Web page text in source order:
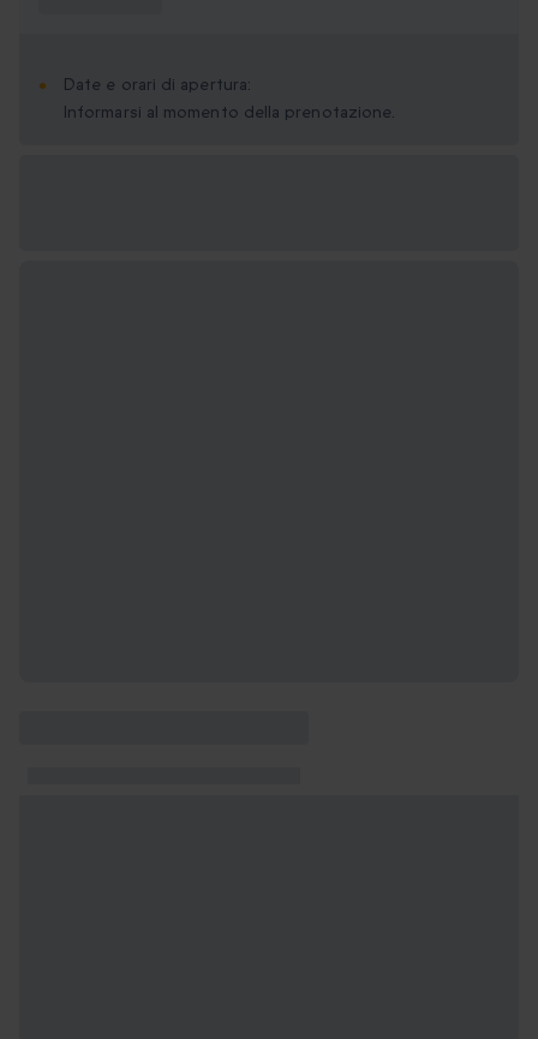
Date e orari di apertura:
Informarsi al momento della prenotazione.